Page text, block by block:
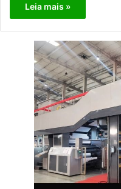
Leia mais »